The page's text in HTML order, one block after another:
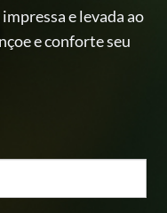
e levada ao
e conforte seu